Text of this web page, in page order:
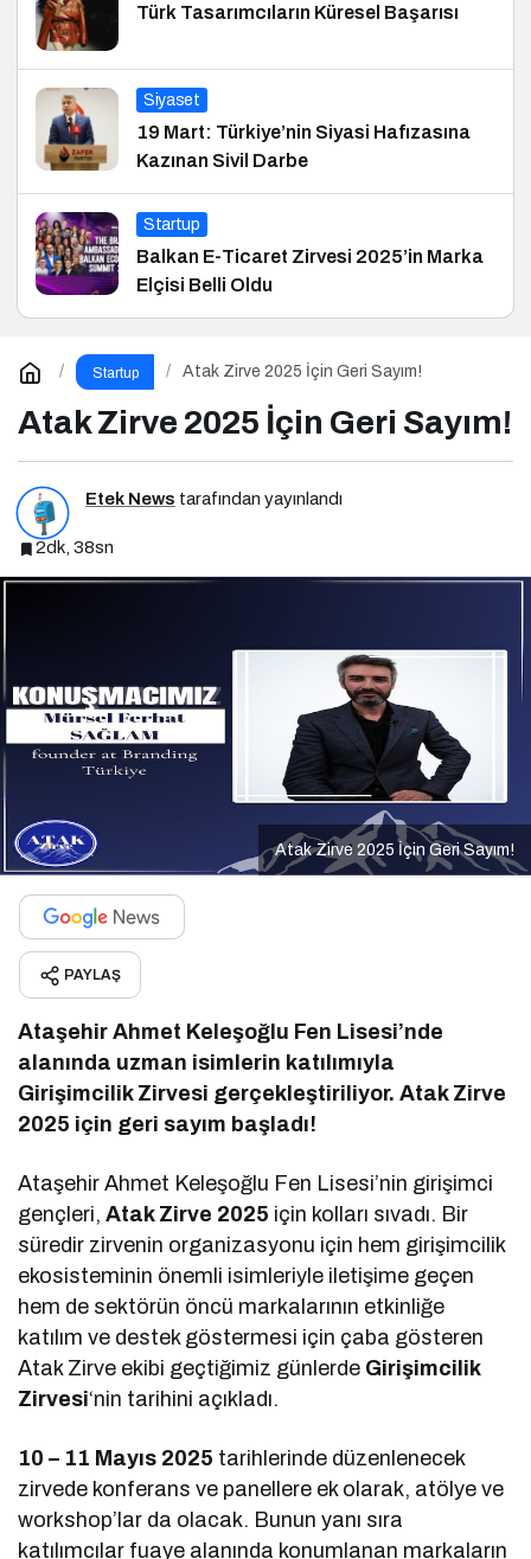
Türk Tasarımcıların Küresel Başarısı
Siyaset
19 Mart: Türkiye’nin Siyasi Hafızasına
Kazınan Sivil Darbe
Startup
Balkan E-Ticaret Zirvesi 2025’in Marka
Elçisi Belli Oldu
Startup Atak Zirve 2025 İçin Geri Sayım!
Atak Zirve 2025 İçin Geri Sayım!
Etek News tarafından yayınlandı
2dk, 38sn
Atak Zirve 2025 İçin Geri Sayım!
PAYLAŞ
Ataşehir Ahmet Keleşoğlu Fen Lisesi’nde
alanında uzman isimlerin katılımıyla
Girişimcilik Zirvesi gerçekleştiriliyor. Atak Zirve
2025 için geri sayım başladı!
Ataşehir Ahmet Keleşoğlu Fen Lisesi’nin girişimci
gençleri,Atak Zirve 2025 için kolları sıvadı. Bir
süredir zirvenin organizasyonu için hem girişimcilik
ekosisteminin önemli isimleriyle iletişime geçen
hem de sektörün öncü markalarının etkinliğe
katılım ve destek göstermesi için çaba gösteren
Atak Zirve ekibi geçtiğimiz günlerde Girişimcilik
Zirvesi‘nin tarihini açıkladı.
10 – 11 Mayıs 2025 tarihlerinde düzenlenecek
zirvede konferans ve panellere ek olarak, atölye ve
workshop’lar da olacak. Bunun yanı sıra
katılımcılar fuaye alanında konumlanan markaların